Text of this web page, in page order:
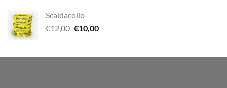
Scaldacollo
€12,00 Il
era:
€10,00Il
è: